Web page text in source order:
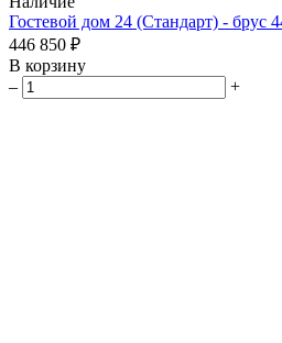
Гостевой дом 24 (Стандарт) - брус
446 850 ₽
В корзину
–
+